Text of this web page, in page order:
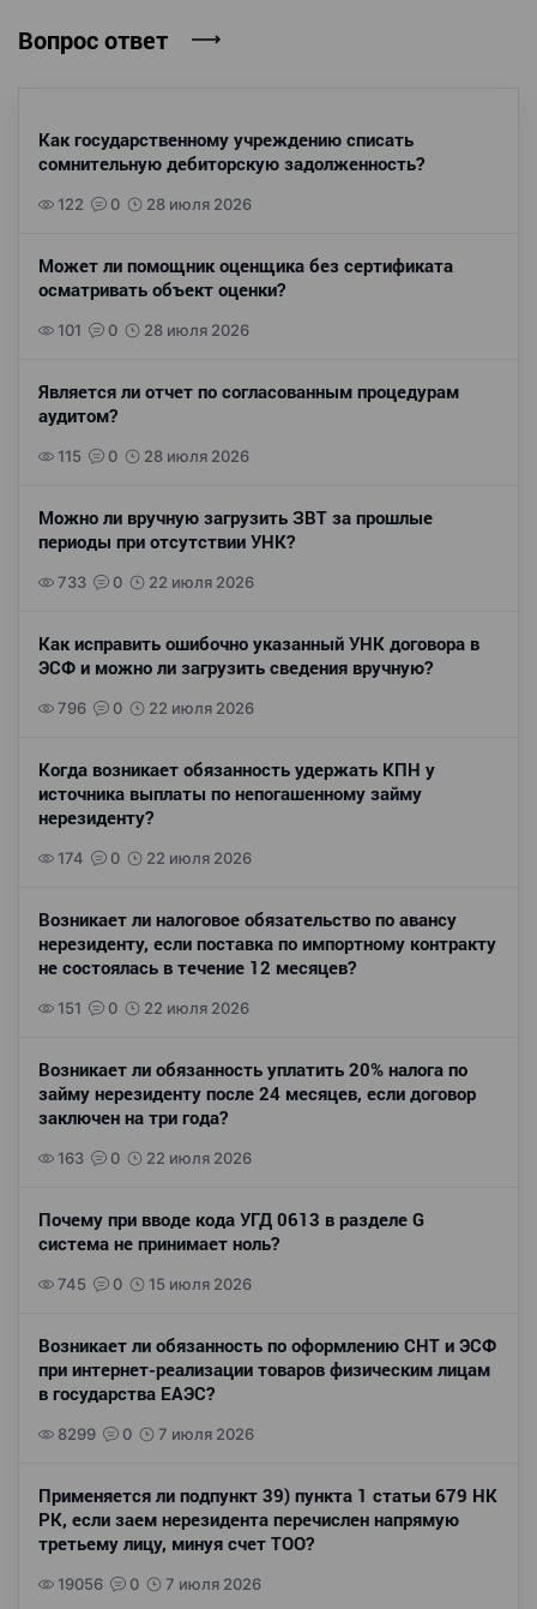
Вопрос ответ
Как государственному учреждению списать
сомнительную дебиторскую задолженность?
122 0 28 июля 2026
Может ли помощник оценщика без сертификата
осматривать объект оценки?
101 0 28 июля 2026
Является ли отчет по согласованным процедурам
аудитом?
115 0 28 июля 2026
Можно ли вручную загрузить ЗВТ за прошлые
периоды при отсутствии УНК?
733 0 22 июля 2026
Как исправить ошибочно указанный УНК договора в
ЭСФ и можно ли загрузить сведения вручную?
796 0 22 июля 2026
Когда возникает обязанность удержать КПН у
источника выплаты по непогашенному займу
нерезиденту?
174 0 22 июля 2026
Возникает ли налоговое обязательство по авансу
нерезиденту, если поставка по импортному контракту
не состоялась в течение 12 месяцев?
151 0 22 июля 2026
Возникает ли обязанность уплатить 20% налога по
займу нерезиденту после 24 месяцев, если договор
заключен на три года?
163 0 22 июля 2026
Почему при вводе кода УГД 0613 в разделе G
система не принимает ноль?
745 0 15 июля 2026
Возникает ли обязанность по оформлению СНТ и ЭСФ
при интернет-реализации товаров физическим лицам
в государства ЕАЭС?
8299 0 7 июля 2026
Применяется ли подпункт 39) пункта 1 статьи 679 НК
РК, если заем нерезидента перечислен напрямую
третьему лицу, минуя счет ТОО?
19056 0 7 июля 2026